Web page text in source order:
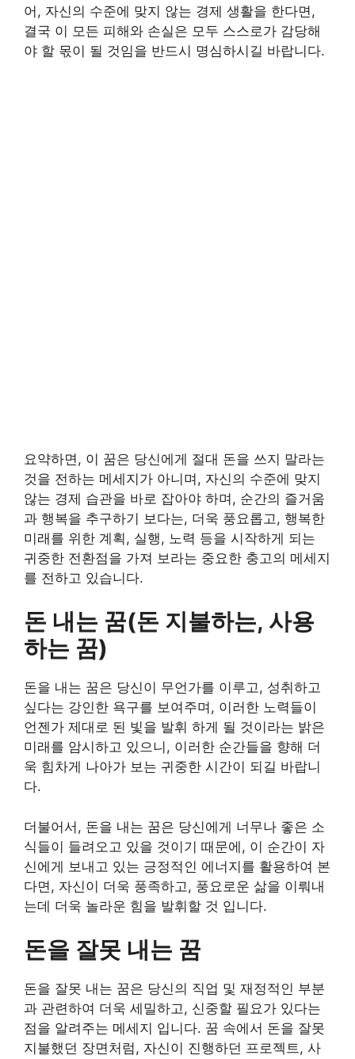
어, 자신의 수준에 맞지 않는 경제 생활을 한다면,
결국 이 모든 피해와 손실은 모두 스스로가 감당해
야 할 몫이 될 것임을 반드시 명심하시길 바랍니다.
요약하면, 이 꿈은 당신에게 절대 돈을 쓰지 말라는
것을 전하는 메세지가 아니며, 자신의 수준에 맞지
않는 경제 습관을 바로 잡아야 하며, 순간의 즐거움
과 행복을 추구하기 보다는, 더욱 풍요롭고, 행복한
미래를 위한 계획, 실행, 노력 등을 시작하게 되는
귀중한 전환점을 가져 보라는 중요한 충고의 메세지
를 전하고 있습니다.
돈 내는 꿈(돈 지불하는, 사용
하는 꿈)
돈을 내는 꿈은 당신이 무언가를 이루고, 성취하고
싶다는 강인한 욕구를 보여주며, 이러한 노력들이
언젠가 제대로 된 빛을 발휘 하게 될 것이라는 밝은
미래를 암시하고 있으니, 이러한 순간들을 향해 더
욱 힘차게 나아가 보는 귀중한 시간이 되길 바랍니
다.
더불어서, 돈을 내는 꿈은 당신에게 너무나 좋은 소
식들이 들려오고 있을 것이기 때문에, 이 순간이 자
신에게 보내고 있는 긍정적인 에너지를 활용하여 본
다면, 자신이 더욱 풍족하고, 풍요로운 삶을 이뤄내
는데 더욱 놀라운 힘을 발휘할 것 입니다.
돈을 잘못 내는 꿈
돈을 잘못 내는 꿈은 당신의 직업 및 재정적인 부분
과 관련하여 더욱 세밀하고, 신중할 필요가 있다는
점을 알려주는 메세지 입니다. 꿈 속에서 돈을 잘못
지불했던 장면처럼, 자신이 진행하던 프로젝트, 사